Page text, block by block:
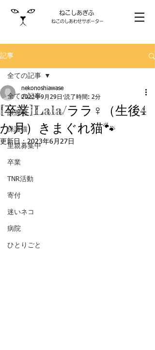
ねこしあぎふ
ねこのしあわせサポーター
記事
全ての記事
譲渡会
保護猫
里親募集中
卒業
TNR活動
寄付
迷いネコ
病院
ひとりごと
全ての記事
[卒業]Lala/ララ♀（生後4
か月）きまぐれ猫🐾
nekonoshiawase
2022年9月29日 読了時間: 2分
更新日：2023年6月27日